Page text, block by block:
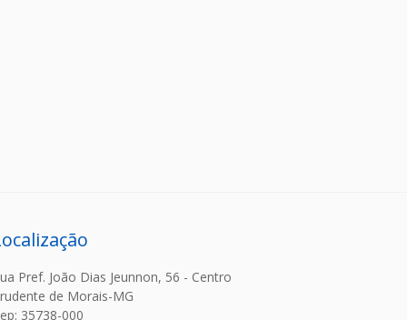
Pref. João Dias Jeunnon, 56 - Centro
de Morais-MG
35738-000